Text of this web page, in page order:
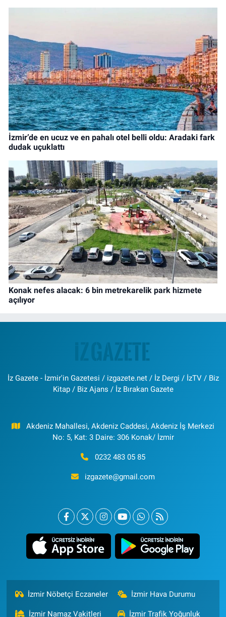
İzmir’de en ucuz ve en pahalı otel belli oldu: Aradaki fark
dudak uçuklattı
Konak nefes alacak: 6 bin metrekarelik park hizmete
açılıyor
İz Gazete - İzmir'in Gazetesi / izgazete.net / İz Dergi / İzTV / Biz
Kitap / Biz Ajans / İz Bırakan Gazete
Akdeniz Mahallesi, Akdeniz Caddesi, Akdeniz İş Merkezi
No: 5, Kat: 3 Daire: 306 Konak/ İzmir
0232 483 05 85
izgazete@gmail.com
İzmir Nöbetçi Eczaneler İzmir Hava Durumu
İzmir Namaz Vakitleri İzmir Trafik Yoğunluk